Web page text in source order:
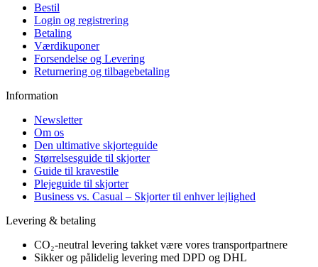
Bestil
Login og registrering
Betaling
Værdikuponer
Forsendelse og Levering
Returnering og tilbagebetaling
Information
Newsletter
Om os
Den ultimative skjorteguide
Størrelsesguide til skjorter
Guide til kravestile
Plejeguide til skjorter
Business vs. Casual – Skjorter til enhver lejlighed
Levering & betaling
CO₂-neutral levering takket være vores transportpartnere
Sikker og pålidelig levering med DPD og DHL